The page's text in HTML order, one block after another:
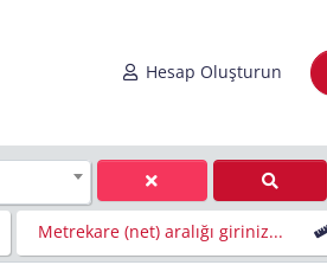
Hesap Oluşturun
Metrekare (net) aralığı giriniz...